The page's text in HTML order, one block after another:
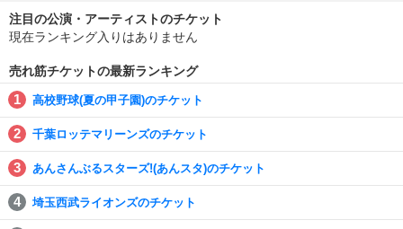
注目の公演・アーティストのチケット
現在ランキング入りはありません
売れ筋チケットの最新ランキング
高校野球(夏の甲子園)のチケット
千葉ロッテマリーンズのチケット
あんさんぶるスターズ!(あんスタ)のチケット
埼玉西武ライオンズのチケット